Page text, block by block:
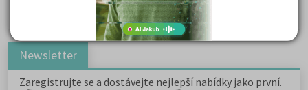
Romain Rolland: Petr a Lucie
Newsletter
Zaregistrujte se a dostávejte nejlepší nabídky jako první.